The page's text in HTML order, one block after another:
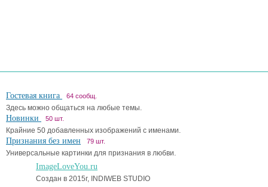
Гостевая книга 64 сообщ.
Здесь можно общаться на любые темы.
Новинки 50 шт.
Крайние 50 добавленных изображений с именами.
Признания без имен 79 шт.
Универсальные картинки для признания в любви.
ImageLoveYou.ru
Создан в 2015г, INDIWEB STUDIO